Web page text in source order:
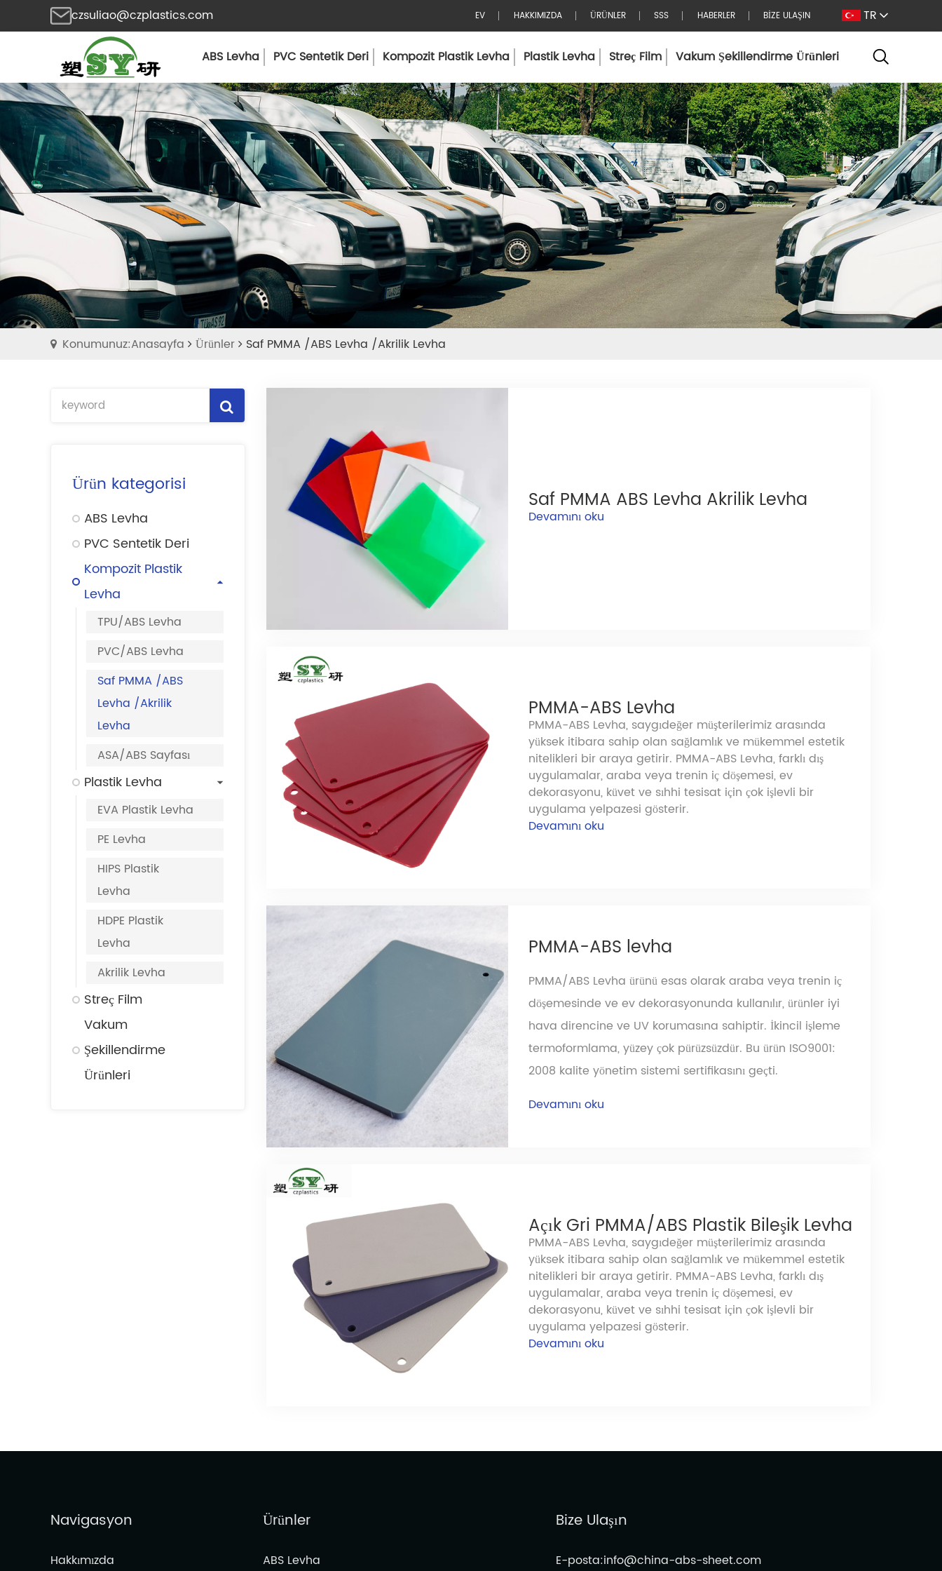
czsuliao@czplastics.com EV HAKKIMIZDA ÜRÜNLER SSS HABERLER BİZE ULAŞIN TR
ABS Levha PVC Sentetik Deri Kompozit Plastik Levha Plastik Levha Streç Film Vakum Şekillendirme Ürünleri
Konumunuz:Anasayfa Ürünler Saf PMMA /ABS Levha /Akrilik Levha
Ürün kategorisi
ABS Levha
PVC Sentetik Deri
Kompozit Plastik
Levha
TPU/ABS Levha
PVC/ABS Levha
Saf PMMA /ABS
Levha /Akrilik
Levha
ASA/ABS Sayfası
Plastik Levha
EVA Plastik Levha
PE Levha
HIPS Plastik
Levha
HDPE Plastik
Levha
Akrilik Levha
Streç Film
Vakum
Şekillendirme
Ürünleri
Saf PMMA ABS Levha Akrilik Levha
Devamını oku
PMMA-ABS Levha
PMMA-ABS Levha, saygıdeğer müşterilerimiz arasında
yüksek itibara sahip olan sağlamlık ve mükemmel estetik
nitelikleri bir araya getirir. PMMA-ABS Levha, farklı dış
uygulamalar, araba veya trenin iç döşemesi, ev
dekorasyonu, küvet ve sıhhi tesisat için çok işlevli bir
uygulama yelpazesi gösterir.
Devamını oku
PMMA-ABS levha
PMMA/ABS Levha ürünü esas olarak araba veya trenin iç
döşemesinde ve ev dekorasyonunda kullanılır, ürünler iyi
hava direncine ve UV korumasına sahiptir. İkincil işleme
termoformlama, yüzey çok pürüzsüzdür. Bu ürün ISO9001:
2008 kalite yönetim sistemi sertifikasını geçti.
Devamını oku
Açık Gri PMMA/ABS Plastik Bileşik Levha
PMMA-ABS Levha, saygıdeğer müşterilerimiz arasında
yüksek itibara sahip olan sağlamlık ve mükemmel estetik
nitelikleri bir araya getirir. PMMA-ABS Levha, farklı dış
uygulamalar, araba veya trenin iç döşemesi, ev
dekorasyonu, küvet ve sıhhi tesisat için çok işlevli bir
uygulama yelpazesi gösterir.
Devamını oku
Navigasyon
Hakkımızda
Ürünler
ABS Levha
Bize Ulaşın
E-posta:info@china-abs-sheet.com